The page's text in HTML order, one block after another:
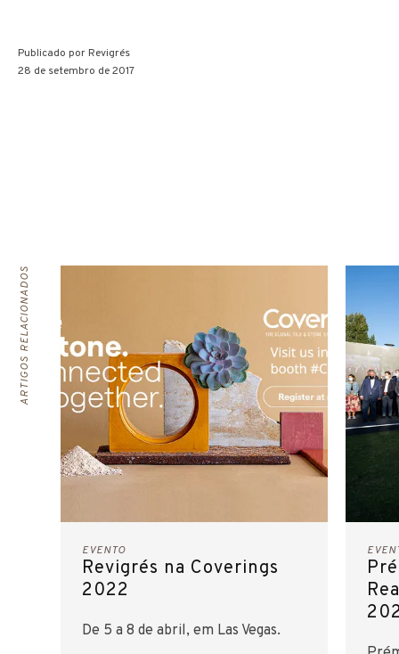
Publicado porRevigrés
28 de setembro de 2017
ARTIGOS RELACIONADOS
EVENTO
Revigrés na Coverings
2022
De 5 a 8 de abril, em Las Vegas.